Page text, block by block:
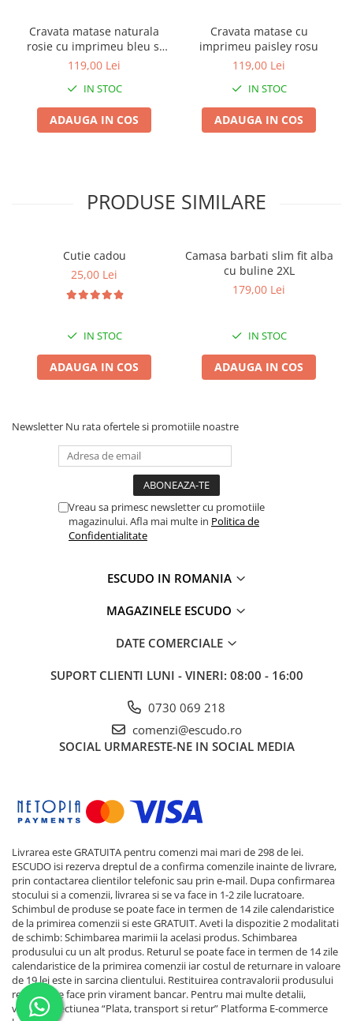
Cravata matase naturala
rosie cu imprimeu bleu si
bej
119,00 Lei
IN STOC
ADAUGA IN COS
Cravata matase cu
imprimeu paisley rosu
119,00 Lei
IN STOC
ADAUGA IN COS
PRODUSE SIMILARE
Cutie cadou
25,00 Lei
IN STOC
ADAUGA IN COS
Camasa barbati slim fit alba
cu buline 2XL
179,00 Lei
IN STOC
ADAUGA IN COS
Newsletter Nu rata ofertele si promotiile noastre
Vreau sa primesc newsletter cu promotiile
magazinului. Afla mai multe in Politica de
Confidentialitate
ESCUDO IN ROMANIA
MAGAZINELE ESCUDO
DATE COMERCIALE
SUPORT CLIENTI LUNI - VINERI: 08:00 - 16:00
0730 069 218
comenzi@escudo.ro
SOCIAL URMARESTE-NE IN SOCIAL MEDIA
Livrarea este GRATUITA pentru comenzi mai mari de 298 de lei.
ESCUDO isi rezerva dreptul de a confirma comenzile inainte de livrare,
prin contactarea clientilor telefonic sau prin e-mail. Dupa confirmarea
stocului si a comenzii, livrarea si se va face in 1-2 zile lucratoare.
Schimbul de produse se poate face in termen de 14 zile calendaristice
de la primirea comenzii si este GRATUIT. Aveti la dispozitie 2 modalitati
de schimb: Schimbarea marimii la acelasi produs. Schimbarea
produsului cu un alt produs. Returul se poate face in termen de 14 zile
calendaristice de la primirea comenzii iar costul de returnare in valoare
de 19 lei este in sarcina clientului. Restituirea contravalorii produsului
returnat se face prin virament bancar. Pentru mai multe detalii,
verificati sectiunea “Plata, transport si retur” Platforma E-commerce